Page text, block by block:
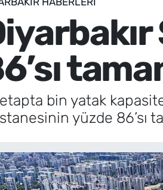
bin yatak
yüzde 86’sı